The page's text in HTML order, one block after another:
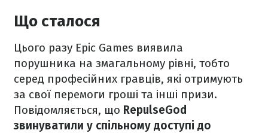
Що сталося
Цього разу Epic Games виявила
порушника на змагальному рівні, тобто
серед професійних гравців, які отримують
за свої перемоги гроші та інші призи.
Повідомляється, що RepulseGod
звинуватили у спільному доступі до